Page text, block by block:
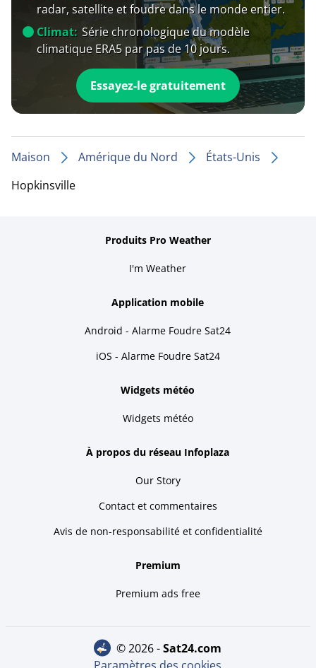
radar, satellite et foudre dans le monde entier.
Climat: Série chronologique du modèle
climatique ERA5 par pas de 10 jours.
Essayez-le gratuitement
Maison Amérique du Nord
États-Unis
Hopkinsville
Produits Pro Weather
I'm Weather
Application mobile
Android - Alarme Foudre Sat24
iOS - Alarme Foudre Sat24
Widgets météo
Widgets météo
À propos du réseau Infoplaza
Our Story
Contact et commentaires
Avis de non-responsabilité et confidentialité
Premium
Premium ads free
© 2026 - sat24.com